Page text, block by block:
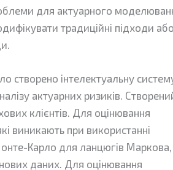
для актуарного
традиційні підходи або
створено інтелектуальну
актуарних ризиків.
клієнтів. Для оцінювання
виникають при використанні
Карло для ланцюгів Маркова,
даних. Для оцінювання